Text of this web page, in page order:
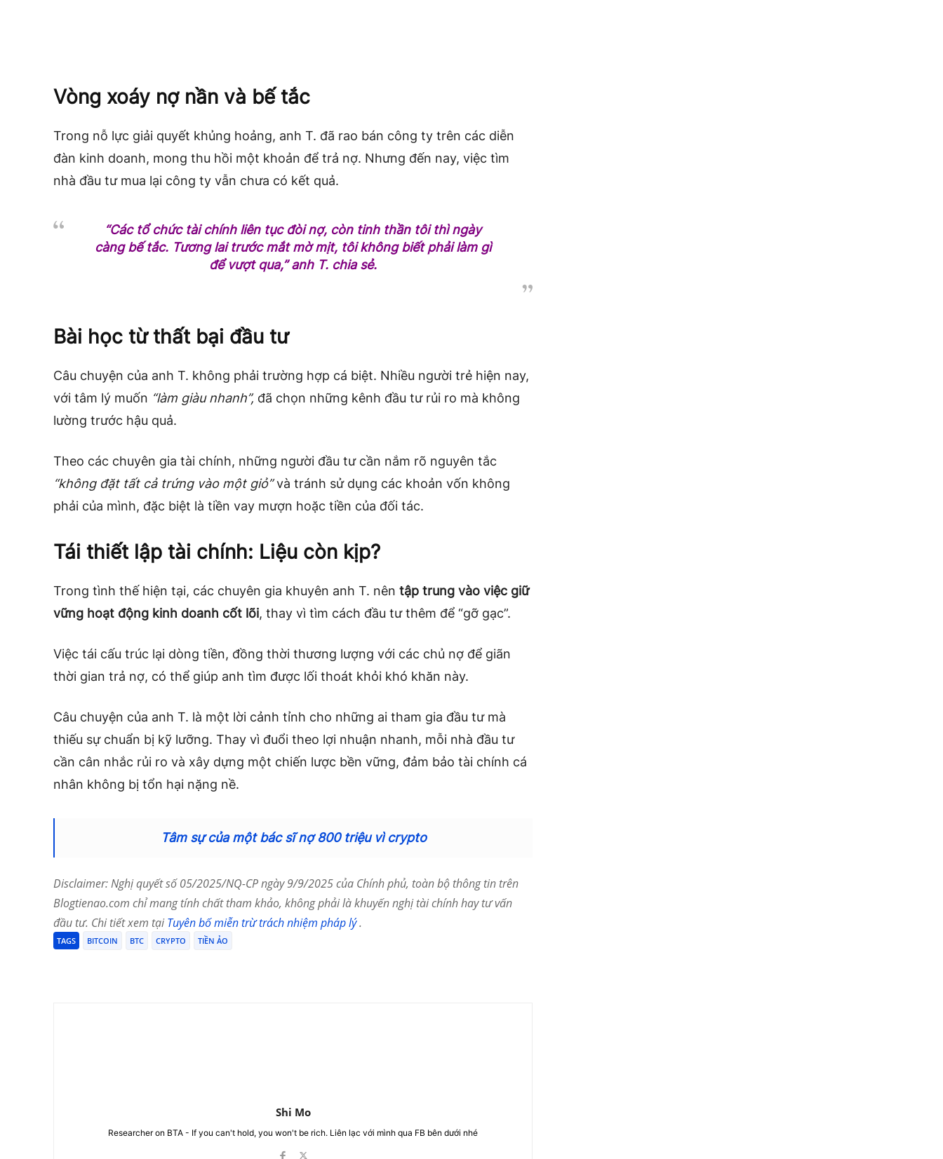
Vòng xoáy nợ nần và bế tắc
Trong nỗ lực giải quyết khủng hoảng, anh T. đã rao bán công ty trên các diễn
đàn kinh doanh, mong thu hồi một khoản để trả nợ. Nhưng đến nay, việc tìm
nhà đầu tư mua lại công ty vẫn chưa có kết quả.
“Các tổ chức tài chính liên tục đòi nợ, còn tinh thần tôi thì ngày
càng bế tắc. Tương lai trước mắt mờ mịt, tôi không biết phải làm gì
để vượt qua,” anh T. chia sẻ.
Bài học từ thất bại đầu tư
Câu chuyện của anh T. không phải trường hợp cá biệt. Nhiều người trẻ hiện nay,
với tâm lý muốn “làm giàu nhanh”, đã chọn những kênh đầu tư rủi ro mà không
lường trước hậu quả.
Theo các chuyên gia tài chính, những người đầu tư cần nắm rõ nguyên tắc
“không đặt tất cả trứng vào một giỏ”và tránh sử dụng các khoản vốn không
phải của mình, đặc biệt là tiền vay mượn hoặc tiền của đối tác.
Tái thiết lập tài chính: Liệu còn kịp?
Trong tình thế hiện tại, các chuyên gia khuyên anh T. nên tập trung vào việc giữ
vững hoạt động kinh doanh cốt lõi, thay vì tìm cách đầu tư thêm để “gỡ gạc”.
Việc tái cấu trúc lại dòng tiền, đồng thời thương lượng với các chủ nợ để giãn
thời gian trả nợ, có thể giúp anh tìm được lối thoát khỏi khó khăn này.
Câu chuyện của anh T. là một lời cảnh tỉnh cho những ai tham gia đầu tư mà
thiếu sự chuẩn bị kỹ lưỡng. Thay vì đuổi theo lợi nhuận nhanh, mỗi nhà đầu tư
cần cân nhắc rủi ro và xây dựng một chiến lược bền vững, đảm bảo tài chính cá
nhân không bị tổn hại nặng nề.
Tâm sự của một bác sĩ nợ 800 triệu vì crypto
Disclaimer: Nghị quyết số 05/2025/NQ-CP ngày 9/9/2025 của Chính phủ, toàn bộ thông tin trên
Blogtienao.com chỉ mang tính chất tham khảo, không phải là khuyến nghị tài chính hay tư vấn
đầu tư. Chi tiết xem tạiTuyên bố miễn trừ trách nhiệm pháp lý.
TAGS BITCOIN BTC CRYPTO TIỀN ẢO
Shi Mo
Researcher on BTA - If you can't hold, you won't be rich. Liên lạc với mình qua FB bên dưới nhé